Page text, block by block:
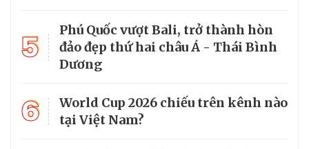
5
Phú Quốc vượt Bali, trở thành hòn
đảo đẹp thứ hai châu Á - Thái Bình
Dương
6
World Cup 2026 chiếu trên kênh nào
tại Việt Nam?